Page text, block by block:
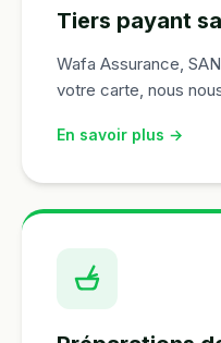
Tiers payant
Wafa Assurance,
votre carte, nous
En savoir plus →